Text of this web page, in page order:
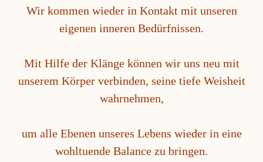
Wir kommen wieder in Kontakt mit unseren
eigenen inneren Bedürfnissen.
Mit Hilfe der Klänge können wir uns neu mit
unserem Körper verbinden, seine tiefe Weisheit
wahrnehmen,
um alle Ebenen unseres Lebens wieder in eine
wohltuende Balance zu bringen.